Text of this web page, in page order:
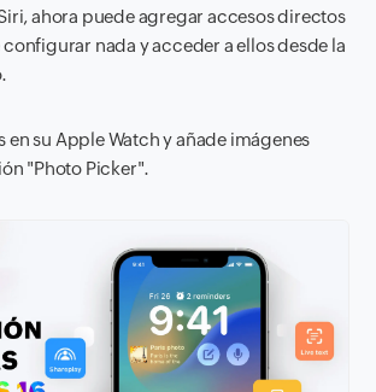
ahora puede agregar accesos directos
nada y acceder a ellos desde la
en su Apple Watch y añade imágenes
"Photo Picker".